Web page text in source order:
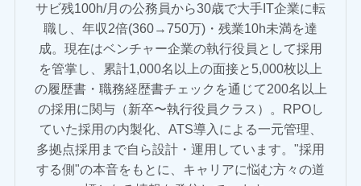
サビ残100h/月の公務員から30歳で大手IT企業に転
職し、年収2倍(360→750万)・残業10h未満を達
成。現在はベンチャー企業の執行役員として採用
を管掌し、累計1,000名以上の面接と5,000枚以上
の履歴書・職務経歴書チェックを通じて200名以上
の採用に関与（新卒〜執行役員クラス）。RPOし
ていた採用の内製化、ATS導入による一元管理、
多拠点採用まで自ら設計・運用しています。"採用
する側"の本音をもとに、キャリアに悩む方々の道